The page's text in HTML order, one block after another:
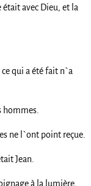
avec Dieu, et la
qui a été fait n`a
hommes.
ne l`ont point reçue.
Jean.
à la lumière,